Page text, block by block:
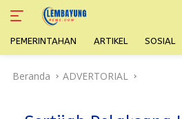
PEMERINTAHAN ARTIKEL SOSIAL
Beranda ADVERTORIAL